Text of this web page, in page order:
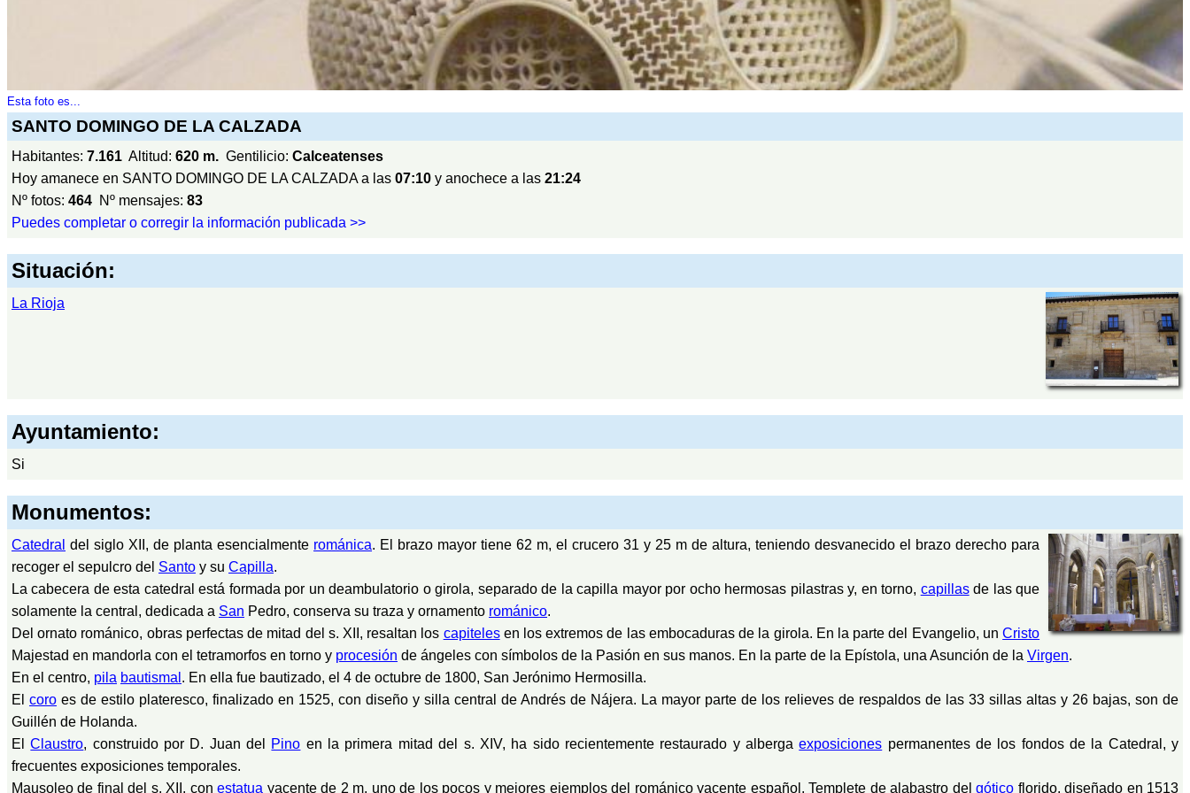
Esta foto es...
SANTO DOMINGO DE LA CALZADA
Habitantes: 7.161 Altitud: 620 m. Gentilicio: Calceatenses
Hoy amanece en SANTO DOMINGO DE LA CALZADA a las 07:10 y anochece a las 21:24
Nº fotos: 464 Nº mensajes: 83
Puedes completar o corregir la información publicada >>
Situación:
La Rioja
Ayuntamiento:
Si
Monumentos:
Catedral del siglo XII, de planta esencialmente románica. El brazo mayor tiene 62 m, el crucero 31 y 25 m de altura, teniendo desvanecido el brazo derecho para
recoger el sepulcro del Santo y su Capilla.
La cabecera de esta catedral está formada por un deambulatorio o girola, separado de la capilla mayor por ocho hermosas pilastras y, en torno, capillasde las que
solamente la central, dedicada a San Pedro, conserva su traza y ornamento románico.
Del ornato románico, obras perfectas de mitad del s. XII, resaltan los capitelesen los extremos de las embocaduras de la girola. En la parte del Evangelio, unCristo
Majestad en mandorla con el tetramorfos en torno y procesión de ángeles con símbolos de la Pasión en sus manos. En la parte de la Epístola, una Asunción de la Virgen.
En el centro, pila bautismal . En ella fue bautizado, el 4 de octubre de 1800, San Jerónimo Hermosilla.
El coro es de estilo plateresco, finalizado en 1525, con diseño y silla central de Andrés de Nájera. La mayor parte de los relieves de respaldos de las 33 sillas altas y 26 bajas, son de
Guillén de Holanda.
ElClaustro, construido por D. Juan del Pino en la primera mitad del s. XIV, ha sido recientemente restaurado y albergaexposiciones permanentes de los fondos de la Catedral, y
frecuentes exposiciones temporales.
Mausoleo de final del s. XII, conestatua yacente de 2 m, uno de los pocos y mejores ejemplos del románico yacente español. Templete de alabastro delgótico florido, diseñado en 1513